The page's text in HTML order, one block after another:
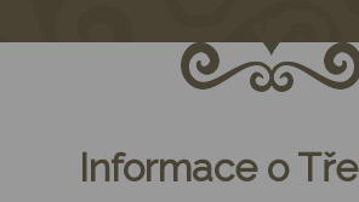
Informace o